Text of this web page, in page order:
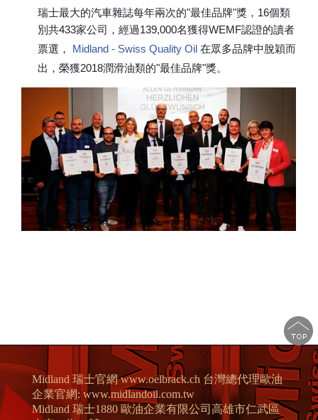
瑞士最大的汽車雜誌每年兩次的"最佳品牌"獎，16個類
別共433家公司，經過139,000名獲得WEMF認證的讀者
票選， Midland - Swiss Quality Oil 在眾多品牌中脫穎而
出，榮獲2018潤滑油類的"最佳品牌"獎。
Midland 瑞士官網 www.oelbrack.ch 台灣總代理歐油
企業官網: www.midlandoil.com.tw
Midland 瑞士1880 歐油企業有限公司高雄市仁武區